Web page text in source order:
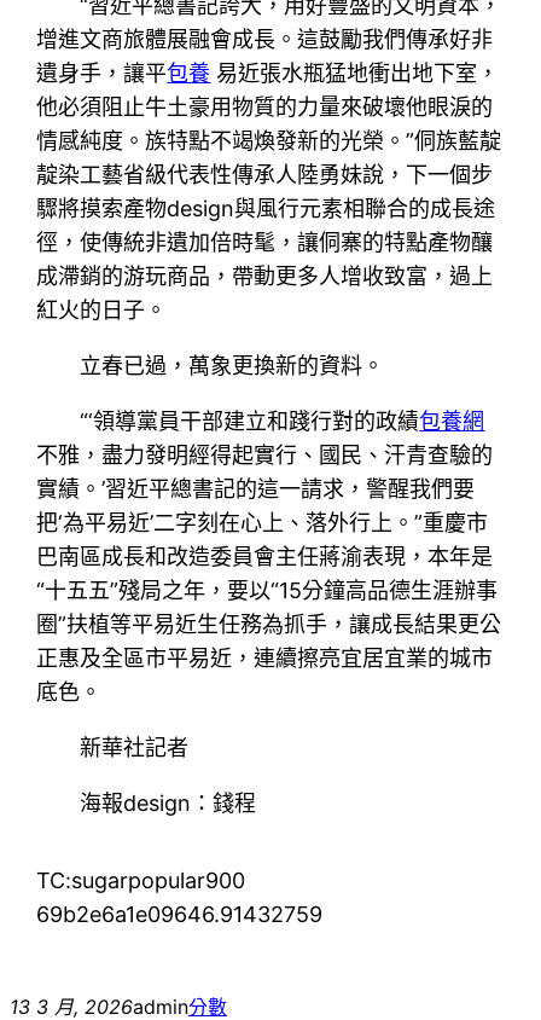
“習近平總書記誇大，用好豐盛的文明資本，
增進文商旅體展融會成長。這鼓勵我們傳承好非
遺身手，讓平包養 易近張水瓶猛地衝出地下室，
他必須阻止牛土豪用物質的力量來破壞他眼淚的
情感純度。族特點不竭煥發新的光榮。”侗族藍靛
靛染工藝省級代表性傳承人陸勇妹說，下一個步
驟將摸索產物design與風行元素相聯合的成長途
徑，使傳統非遺加倍時髦，讓侗寨的特點產物釀
成滯銷的游玩商品，帶動更多人增收致富，過上
紅火的日子。
立春已過，萬象更換新的資料。
“‘領導黨員干部建立和踐行對的政績包養網
不雅，盡力發明經得起實行、國民、汗青查驗的
實績。’習近平總書記的這一請求，警醒我們要
把‘為平易近’二字刻在心上、落外行上。”重慶市
巴南區成長和改造委員會主任蔣渝表現，本年是
“十五五”殘局之年，要以“15分鐘高品德生涯辦事
圈”扶植等平易近生任務為抓手，讓成長結果更公
正惠及全區市平易近，連續擦亮宜居宜業的城市
底色。
新華社記者
海報design：錢程
TC:sugarpopular900
69b2e6a1e09646.91432759
13 3 月, 2026admin分數